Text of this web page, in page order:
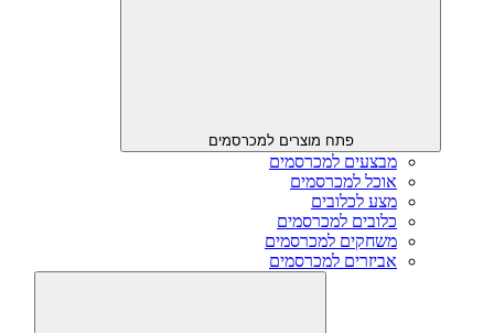
פתח מוצרים למכרסמים
מבצעים למכרסמים
אוכל למכרסמים
מצע לכלובים
כלובים למכרסמים
משחקים למכרסמים
אביזרים למכרסמים